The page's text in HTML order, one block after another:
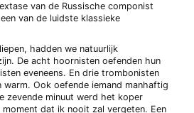
van de Russische componist
van de luidste klassieke
hadden we natuurlijk
De acht hoornisten oefenden hun
eveneens. En drie trombonisten
warm. Ook oefende iemand manhaftig
zevende minuut werd het koper
moment dat ik nooit zal vergeten. Een